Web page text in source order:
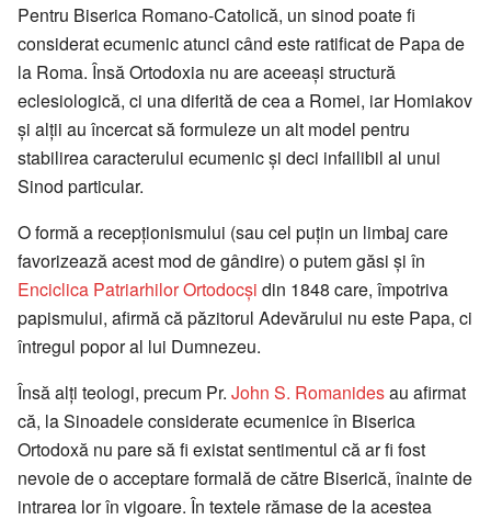
Pentru Biserica Romano-Catolică, un sinod poate fi
considerat ecumenic atunci când este ratificat de Papa de
la Roma. Însă Ortodoxia nu are aceeași structură
eclesiologică, ci una diferită de cea a Romei, iar Homiakov
și alții au încercat să formuleze un alt model pentru
stabilirea caracterului ecumenic și deci infailibil al unui
Sinod particular.
O formă a recepționismului (sau cel puțin un limbaj care
favorizează acest mod de gândire) o putem găsi și în
Enciclica Patriarhilor Ortodocși din 1848 care, împotriva
papismului, afirmă că păzitorul Adevărului nu este Papa, ci
întregul popor al lui Dumnezeu.
Însă alți teologi, precum Pr. John S. Romanidesau afirmat
că, la Sinoadele considerate ecumenice în Biserica
Ortodoxă nu pare să fi existat sentimentul că ar fi fost
nevoie de o acceptare formală de către Biserică, înainte de
intrarea lor în vigoare. În textele rămase de la acestea